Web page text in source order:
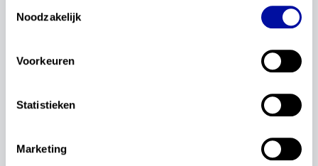
Noodzakelijk
Voorkeuren
Statistieken
Marketing
leerlingen, en een breder publiek betrekken bij
het onderwijs in de klassieken.
Gymnasium sinds 2019. Hiervoor was ik 12 jaar
Zeist. Ik wil me in de vakvernieuwingscommissie